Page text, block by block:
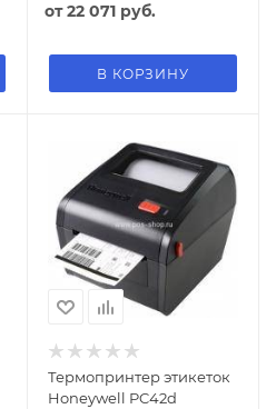
от22 071 руб.
В КОРЗИНУ
Термопринтер этикеток
Honeywell PC42d